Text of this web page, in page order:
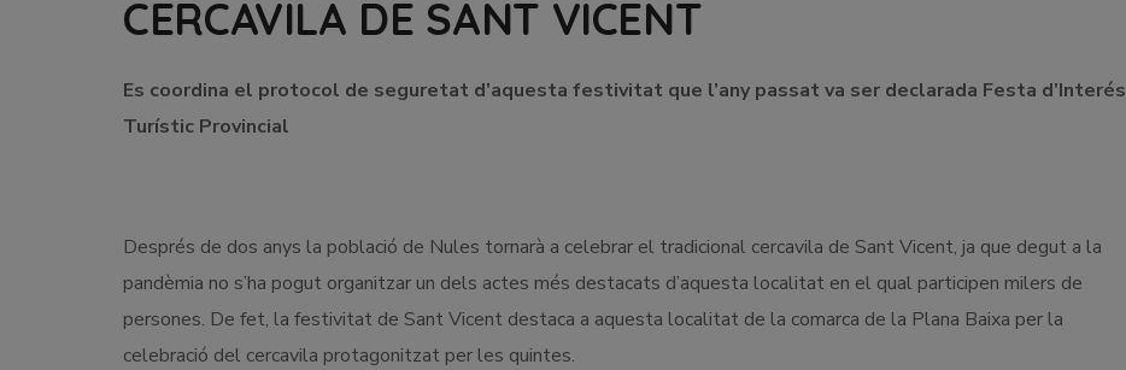
CERCAVILA DE SANT VICENT
Es coordina el protocol de seguretat d’aquesta festivitat que l’any passat va ser declarada Festa d’Interés
Turístic Provincial
Després de dos anys la població de Nules tornarà a celebrar el tradicional cercavila de Sant Vicent, ja que degut a la
pandèmia no s’ha pogut organitzar un dels actes més destacats d’aquesta localitat en el qual participen milers de
persones. De fet, la festivitat de Sant Vicent destaca a aquesta localitat de la comarca de la Plana Baixa per la
celebració del cercavila protagonitzat per les quintes.